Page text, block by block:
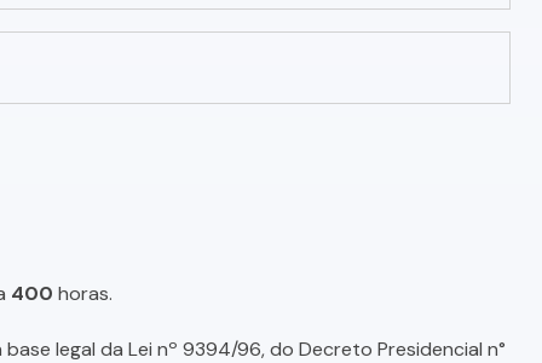
400 horas.
legal da Lei nº 9394/96, do Decreto Presidencial n°